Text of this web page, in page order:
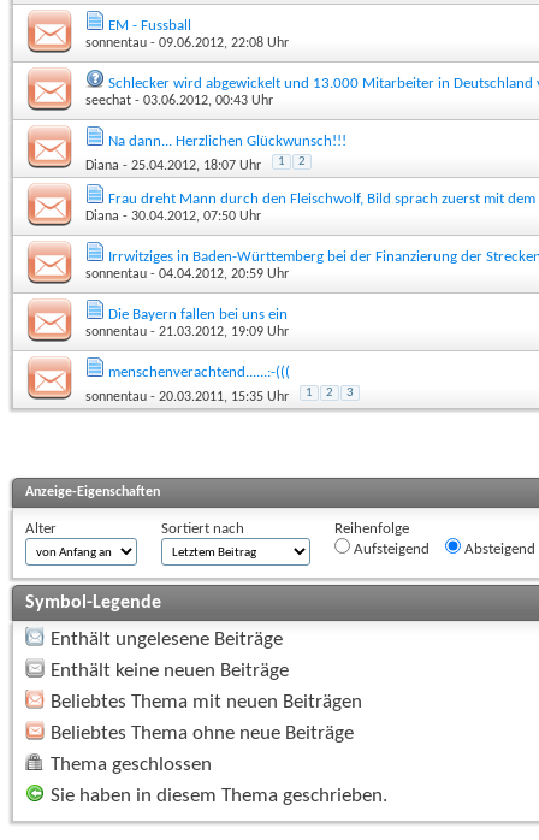
EM - Fussball
sonnentau - 09.06.2012, 22:08 Uhr
Schlecker wird abgewickelt und 13.000 Mitarbeiter in Deutschland
seechat - 03.06.2012, 00:43 Uhr
Na dann... Herzlichen Glückwunsch!!!
Diana - 25.04.2012, 18:07 Uhr 1 2
Frau dreht Mann durch den Fleischwolf, Bild sprach zuerst mit dem
Diana - 30.04.2012, 07:50 Uhr
Irrwitziges in Baden-Württemberg bei der Finanzierung der
sonnentau - 04.04.2012, 20:59 Uhr
Die Bayern fallen bei uns ein
sonnentau - 21.03.2012, 19:09 Uhr
menschenverachtend......:-(((
sonnentau - 20.03.2011, 15:35 Uhr 1 2 3
Anzeige-Eigenschaften
Alter Sortiert nach
Reihenfolge
Aufsteigend
Absteigend
Symbol-Legende
Enthält ungelesene Beiträge
Enthält keine neuen Beiträge
Beliebtes Thema mit neuen Beiträgen
Beliebtes Thema ohne neue Beiträge
Thema geschlossen
Sie haben in diesem Thema geschrieben.